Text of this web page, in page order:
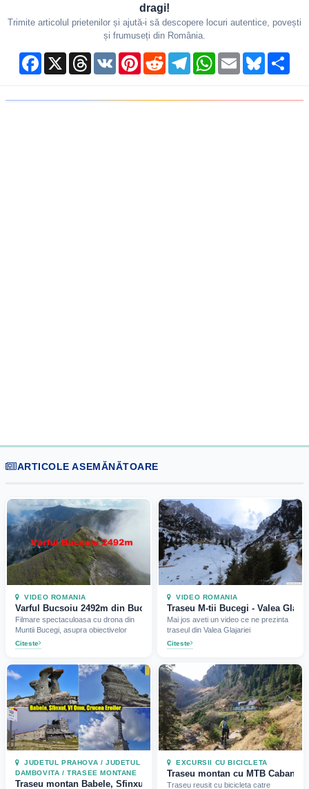
dragi!
Trimite articolul prietenilor și ajută-i să descopere locuri autentice, povești
și frumuseți din România.
Facebook
X ThreadsVK PinterestReddit TelegramWhatsApp
Email Bluesky
ARTICOLE ASEMĂNĂTOARE
VIDEO ROMANIA
Varful Bucsoiu 2492m din Bucegi vazut de la inaltime (2023)
Filmare spectaculoasa cu drona din
Muntii Bucegi, asupra obiectivelor
Citeste
VIDEO ROMANIA
Traseu M-tii Bucegi - Valea
Mai jos aveti un video ce ne prezinta
traseul din Valea Glajariei
Citeste
JUDETUL PRAHOVA / JUDETUL
DAMBOVITA / TRASEE MONTANE
Traseu montan Babele, Sfinxul, Vf Omu, Crucea Eroilor (2022)
EXCURSII CU BICICLETA
Traseu montan cu MTB Cabana
Traseu reusit cu bicicleta catre